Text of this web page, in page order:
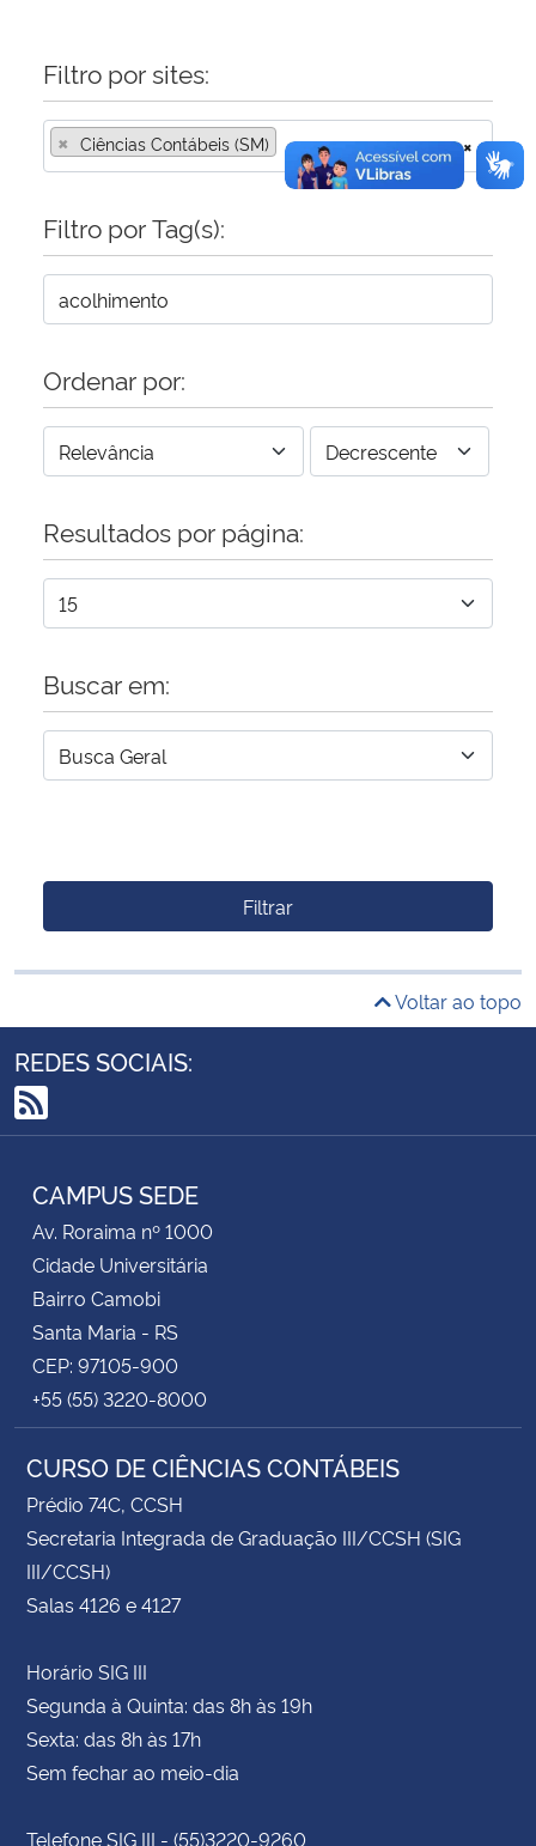
Filtro por sites:
×
× Ciências Contábeis (SM)
Filtro por Tag(s):
Ordenar por:
Resultados por página:
Buscar em:
Filtrar
Voltar ao topo
REDES SOCIAIS:
RSS
CAMPUS SEDE
Av. Roraima nº 1000
Cidade Universitária
Bairro Camobi
Santa Maria - RS
CEP: 97105-900
+55 (55) 3220-8000
CURSO DE CIÊNCIAS CONTÁBEIS
Prédio 74C, CCSH
Secretaria Integrada de Graduação III/CCSH (SIG
III/CCSH)
Salas 4126 e 4127
Horário SIG III
Segunda à Quinta: das 8h às 19h
Sexta: das 8h às 17h
Sem fechar ao meio-dia
Telefone SIG III - (55)3220-9260